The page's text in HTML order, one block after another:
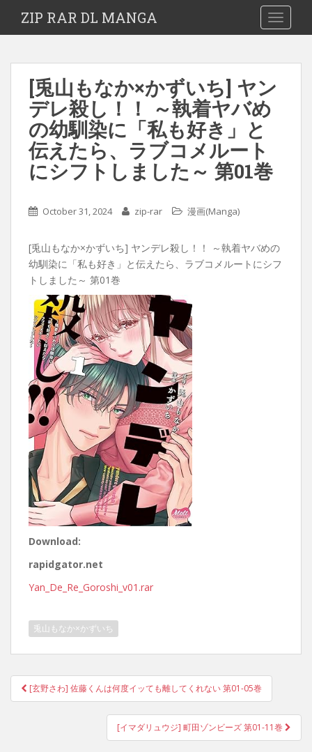
ZIP RAR DL MANGA
[兎山もなか×かずいち] ヤン
デレ殺し！！ ～執着ヤバめ
の幼馴染に「私も好き」と
伝えたら、ラブコメルート
にシフトしました～ 第01巻
October 31, 2024 zip-rar 漫画(Manga)
[兎山もなか×かずいち] ヤンデレ殺し！！ ～執着ヤバめの
幼馴染に「私も好き」と伝えたら、ラブコメルートにシフ
トしました～ 第01巻
Download:
rapidgator.net
Yan_De_Re_Goroshi_v01.rar
兎山もなか×かずいち
Post
navigation
[玄野さわ] 佐藤くんは何度イッても離してくれない 第01-05巻
[イマダリュウジ] 町田ゾンビーズ 第01-11巻